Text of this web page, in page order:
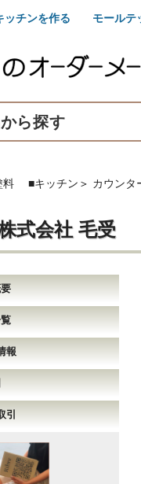
ッチンを作る モールテ
ら探す
料 ■キッチン ＞ カウンタ
式会社 毛受
報
引